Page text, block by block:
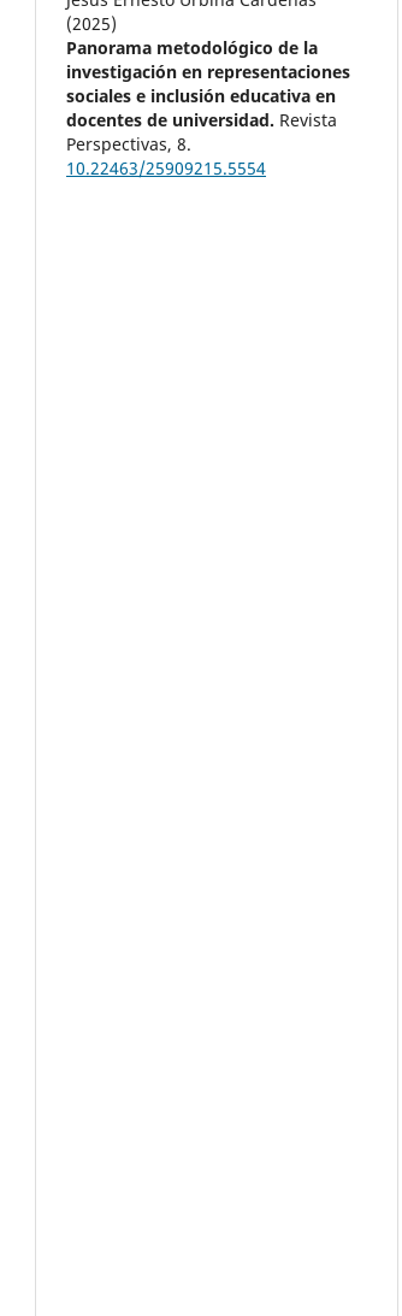
(2025)
Panorama metodológico de la
investigación en representaciones
sociales e inclusión educativa en
docentes de universidad. Revista
Perspectivas,8.
10.22463/25909215.5554